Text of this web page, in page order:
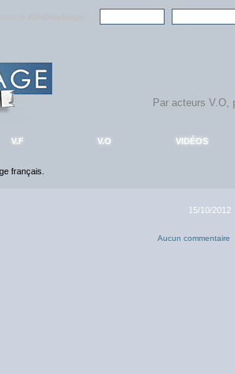
V.F V.O VIDÉOS
français.
15/10/2012
Aucun commentaire